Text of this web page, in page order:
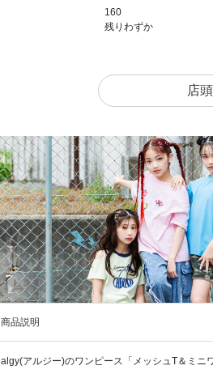
160
残りわずか
店
商品説明
algy(アルジー)のワンピース「メッシュT＆ミニ